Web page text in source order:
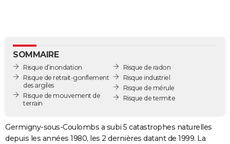
BONS PLANS
CARTE DE VOEUX
Carte de Noël
Carte Bonne année
Carte Saint-Valentin
Carte Pâques
Carte d'anniversaire
DICTIONNAIRE
COPAINS D'AVANT
SOMMAIRE
Risque d’inondation
Risque de retrait-gonflement
des argiles
Risque de mouvement de
terrain
Risque de radon
Risque industriel
Risque de mérule
Risque de termite
Germigny-sous-Coulombs a subi 5 catastrophes naturelles
depuis les années 1980, les 2 dernières datant de 1999. La